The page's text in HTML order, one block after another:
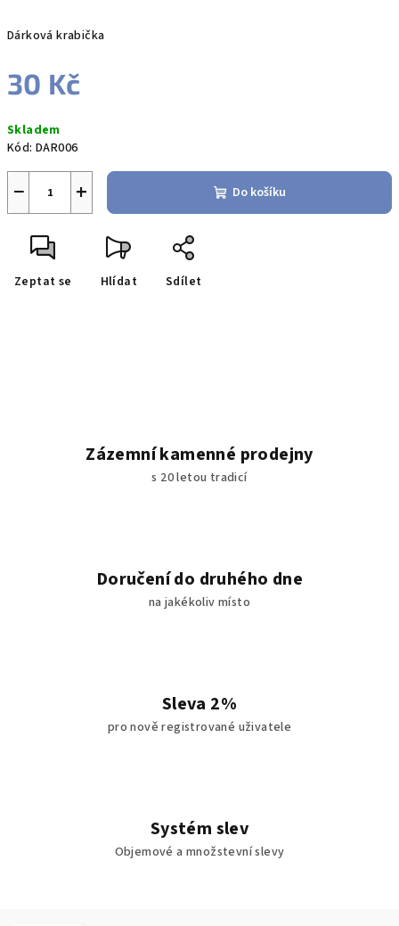
Dárková krabička
30 Kč
cena:
Skladem
Kód: DAR006
+
− Do košíku
Zeptat se Hlídat Sdílet
Zázemní kamenné prodejny
s 20 letou tradicí
Doručení do druhého dne
na jakékoliv místo
Sleva 2%
pro nově registrované uživatele
Systém slev
Objemové a množstevní slevy